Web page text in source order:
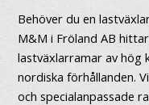
Behöver du en
M&M i Fröland AB
lastväxlarramar av hög
nordiska förhållanden.
och specialanpassade